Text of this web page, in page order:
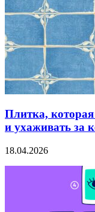
Плитка,
и ухаживать за
18.04.2026